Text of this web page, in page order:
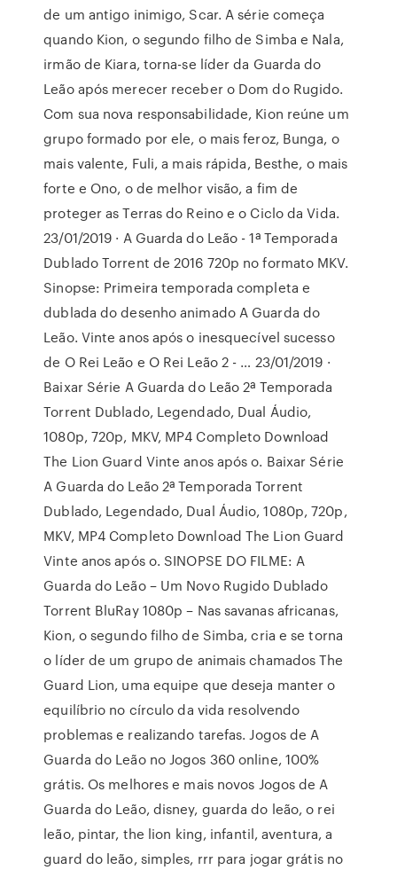
de um antigo inimigo, Scar. A série começa
quando Kion, o segundo filho de Simba e Nala,
irmão de Kiara, torna-se líder da Guarda do
Leão após merecer receber o Dom do Rugido.
Com sua nova responsabilidade, Kion reúne um
grupo formado por ele, o mais feroz, Bunga, o
mais valente, Fuli, a mais rápida, Besthe, o mais
forte e Ono, o de melhor visão, a fim de
proteger as Terras do Reino e o Ciclo da Vida.
23/01/2019 · A Guarda do Leão - 1ª Temporada
Dublado Torrent de 2016 720p no formato MKV.
Sinopse: Primeira temporada completa e
dublada do desenho animado A Guarda do
Leão. Vinte anos após o inesquecível sucesso
de O Rei Leão e O Rei Leão 2 - … 23/01/2019 ·
Baixar Série A Guarda do Leão 2ª Temporada
Torrent Dublado, Legendado, Dual Áudio,
1080p, 720p, MKV, MP4 Completo Download
The Lion Guard Vinte anos após o. Baixar Série
A Guarda do Leão 2ª Temporada Torrent
Dublado, Legendado, Dual Áudio, 1080p, 720p,
MKV, MP4 Completo Download The Lion Guard
Vinte anos após o. SINOPSE DO FILME: A
Guarda do Leão – Um Novo Rugido Dublado
Torrent BluRay 1080p – Nas savanas africanas,
Kion, o segundo filho de Simba, cria e se torna
o líder de um grupo de animais chamados The
Guard Lion, uma equipe que deseja manter o
equilíbrio no círculo da vida resolvendo
problemas e realizando tarefas. Jogos de A
Guarda do Leão no Jogos 360 online, 100%
grátis. Os melhores e mais novos Jogos de A
Guarda do Leão, disney, guarda do leão, o rei
leão, pintar, the lion king, infantil, aventura, a
guard do leão, simples, rrr para jogar grátis no